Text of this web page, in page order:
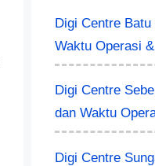
Digi Centre
Waktu Operasi
Digi Centre
dan Waktu
Digi Centre